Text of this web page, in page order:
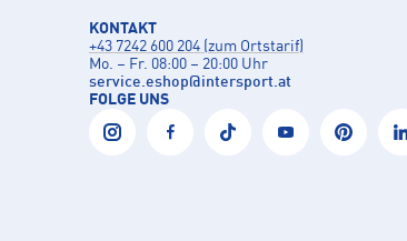
KONTAKT
+43 7242 600 204 (zum Ortstarif)
Mo. – Fr. 08:00 – 20:00 Uhr
service.eshop@intersport.at
FOLGE UNS